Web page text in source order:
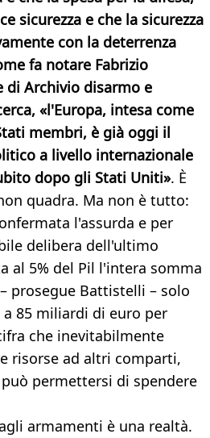
sicurezza e che la sicurezza
con la deterrenza
fa notare Fabrizio
Archivio disarmo e
«l'Europa, intesa come
membri, è già oggi il
a livello internazionale
dopo gli Stati Uniti». È
quadra. Ma non è tutto:
l'assurda e per
delibera dell'ultimo
al 5% del Pil l'intera somma
prosegue Battistelli – solo
85 miliardi di euro per
che inevitabilmente
risorse ad altri comparti,
permettersi di spendere
armamenti è una realtà.